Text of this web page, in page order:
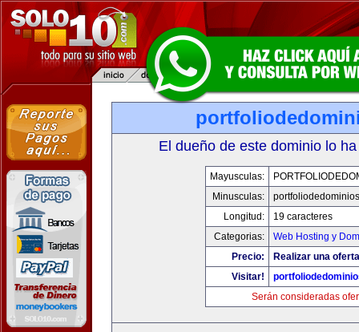
El dueño de este dominio lo
Mayusculas:
Minusculas:
Longitud:
19 caracteres
Categorias:
Web Hosting y
Precio:
Realizar una
Visitar!
Serán consideradas